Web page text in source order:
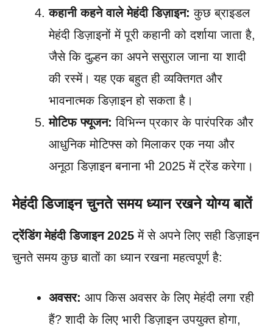
कहानी कहने वाले मेहंदी डिज़ाइन: कुछ ब्राइडल
मेहंदी डिज़ाइनों में पूरी कहानी को दर्शाया जाता है,
जैसे कि दुल्हन का अपने ससुराल जाना या शादी
की रस्में। यह एक बहुत ही व्यक्तिगत और
भावनात्मक डिज़ाइन हो सकता है।
मोटिफ फ्यूजन: विभिन्न प्रकार के पारंपरिक और
आधुनिक मोटिफ्स को मिलाकर एक नया और
अनूठा डिज़ाइन बनाना भी 2025 में ट्रेंड करेगा।
मेहंदी डिजाइन चुनते समय ध्यान रखने योग्य बातें
ट्रेंडिंग मेहंदी डिजाइन 2025 में से अपने लिए सही डिज़ाइन
चुनते समय कुछ बातों का ध्यान रखना महत्वपूर्ण है:
अवसर: आप किस अवसर के लिए मेहंदी लगा रही
हैं? शादी के लिए भारी डिज़ाइन उपयुक्त होगा,